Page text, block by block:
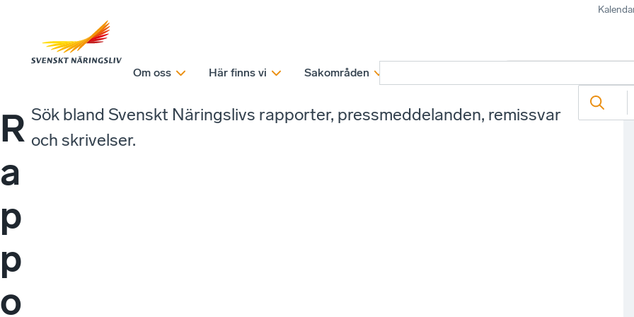
Om oss Här finns vi Sakområden
R
a
p
p
o
Sök bland Svenskt Näringslivs rapporter, pressmeddelanden, remissvar
och skrivelser.